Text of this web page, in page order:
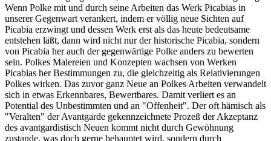
Wenn Polke mit und durch seine Arbeiten das Werk Picabias in
unserer Gegenwart verankert, indem er völlig neue Sichten auf
Picabia erzwingt und dessen Werk erst als das heute bedeutsame
entstehen läßt, dann wird nicht nur der historische Picabia, sondern
von Picabia her auch der gegenwärtige Polke anders zu bewerten
sein. Polkes Malereien und Konzepten wachsen von Werken
Picabias her Bestimmungen zu, die gleichzeitig als Relativierungen
Polkes wirken. Das zuvor ganz Neue an Polkes Arbeiten verwandelt
sich in etwas Erkennbares, Bewertbares. Damit verliert es an
Potential des Unbestimmten und an "Offenheit". Der oft hämisch als
"Veralten" der Avantgarde gekennzeichnete Prozeß der Akzeptanz
des avantgardistisch Neuen kommt nicht durch Gewöhnung
zustande, was doch gerne behauptet wird, sondern durch